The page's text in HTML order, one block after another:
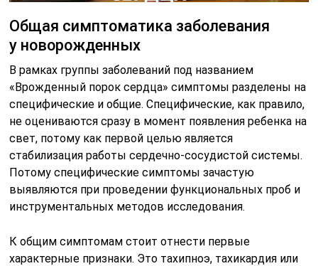
Общая симптоматика заболевания
у новорожденных
В рамках группы заболеваний под названием
«Врожденный порок сердца» симптомы разделены на
специфические и общие. Специфические, как правило,
не оцениваются сразу в момент появления ребенка на
свет, потому как первой целью является
стабилизация работы сердечно-сосудистой системы.
Потому специфические симптомы зачастую
выявляются при проведении функциональных проб и
инструментальных методов исследования.
К общим симптомам стоит отнести первые
характерные признаки. Это тахипноэ, тахикардия или